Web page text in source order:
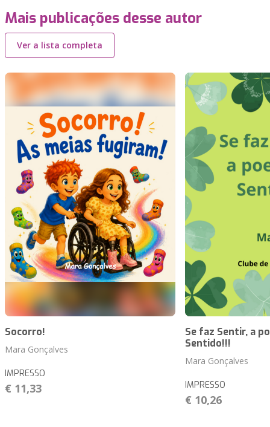
Mais publicações desse autor
Ver a lista completa
Socorro!
Mara Gonçalves
IMPRESSO
€ 11,33
Se faz Sentir, a
Sentido!!!
Mara Gonçalves
IMPRESSO
€ 10,26